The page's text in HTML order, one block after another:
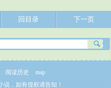
回目录 下一页
阅读历史
map
说，如有侵权请告知！